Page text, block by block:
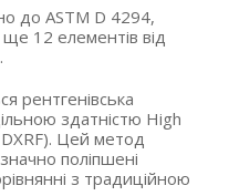
до ASTM D 4294,
12 елементів від
рентгенівська
здатністю High
). Цей метод
поліпшені
з традиційною